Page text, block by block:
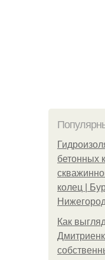
бетонных
колец |
Как